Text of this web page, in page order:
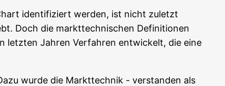
iden­ti­fi­ziert wer­den, ist nicht zuletzt
Doch die markt­tech­ni­schen Defi­ni­tio­nen
letz­ten Jah­ren Ver­fah­ren ent­wi­ckelt, die eine
wur­de die Markt­tech­nik - ver­stan­den als